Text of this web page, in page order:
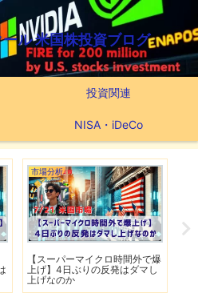
ル 米国株投資ブログ
投資関連
NISA・iDeCo
市場分析
【米軍が7夜連続でイラン攻
撃】イランは全面的攻勢作戦に
移行